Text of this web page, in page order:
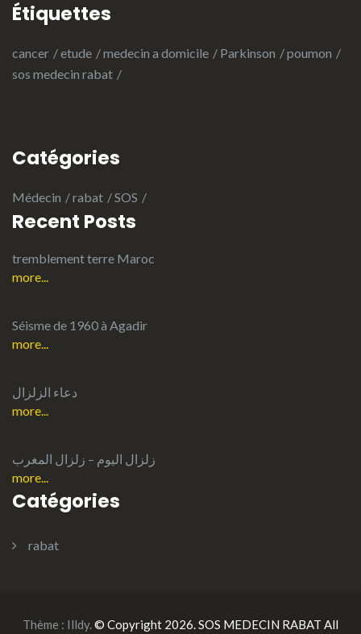
Étiquettes
cancer etude medecin a domicile Parkinson
poumon
sos medecin rabat
Catégories
Médecin rabat SOS
Recent Posts
tremblement terre Maroc
more...
Séisme de 1960 à Agadir
more...
دعاء الزلزال
more...
more...
Catégories
rabat
Thème : Illdy.© Copyright 2026. SOS MEDECIN RABAT All